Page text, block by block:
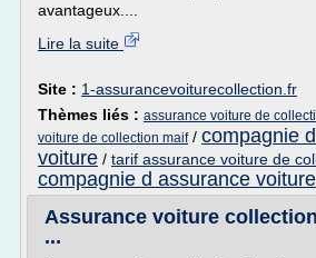
avantageux....
Lire la suite
Site : 1-assurancevoiturecollection.fr
Thèmes liés : assurance voiture de
voiture de collection maif/ compagnie
voiture / tarif assurance voiture de
compagnie d assurance voiture
Assurance voiture
...